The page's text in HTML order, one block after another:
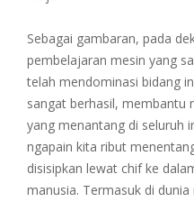
Sebagai gambaran, pada
pembelajaran mesin yang
telah mendominasi bidang
sangat berhasil, membantu
yang menantang di seluruh
ngapain kita ribut
disisipkan lewat chif ke
manusia. Termasuk di